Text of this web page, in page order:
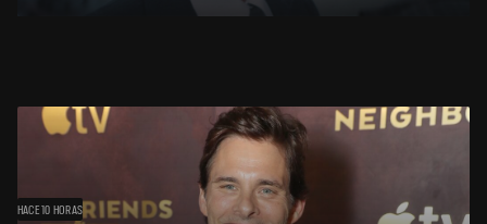
HACE 10 HORAS